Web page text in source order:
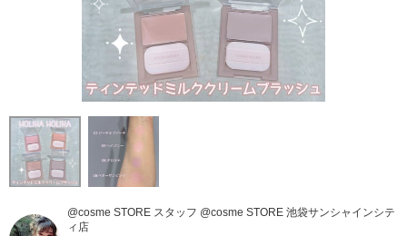
@cosme STORE スタッフ @cosme STORE 池袋サンシャインシテ
ィ店